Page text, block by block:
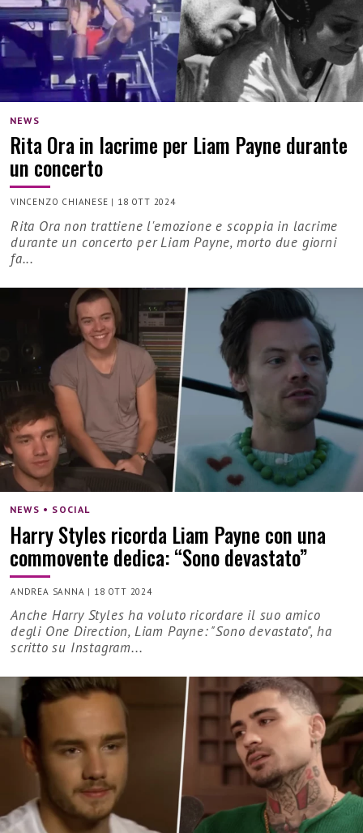
NEWS
Rita Ora in lacrime per Liam Payne durante
un concerto
VINCENZO CHIANESE | 18 OTT 2024
Rita Ora non trattiene l'emozione e scoppia in lacrime
durante un concerto per Liam Payne, morto due giorni
fa...
NEWS • SOCIAL
Harry Styles ricorda Liam Payne con una
commovente dedica: “Sono devastato”
ANDREA SANNA | 18 OTT 2024
Anche Harry Styles ha voluto ricordare il suo amico
degli One Direction, Liam Payne: "Sono devastato", ha
scritto su Instagram...